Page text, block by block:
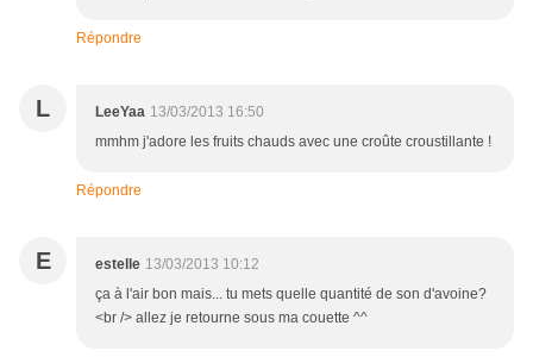
Répondre
L LeeYaa 13/03/2013 16:50
mmhm j'adore les fruits chauds avec une croûte croustillante !
Répondre
E estelle 13/03/2013 10:12
ça à l'air bon mais... tu mets quelle quantité de son d'avoine?
<br /> allez je retourne sous ma couette ^^